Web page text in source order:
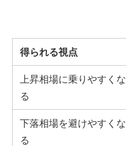
得られる視点
上昇相場に乗りやすくな
る
下落相場を避けやすくな
る